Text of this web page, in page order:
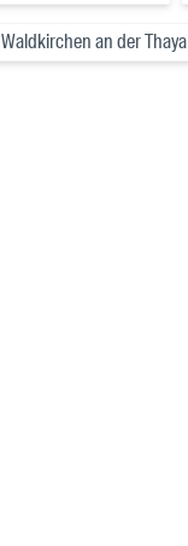
Waldkirchen an der Thaya